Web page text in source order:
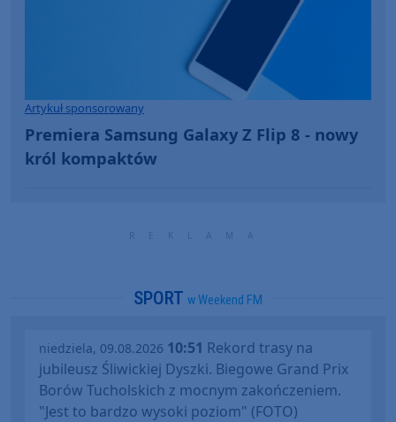
Artykuł sponsorowany
Premiera Samsung Galaxy Z Flip 8 - nowy
król kompaktów
SPORT w Weekend FM
niedziela, 09.08.2026 10:51 Rekord trasy na
jubileusz Śliwickiej Dyszki. Biegowe Grand Prix
Borów Tucholskich z mocnym zakończeniem.
"Jest to bardzo wysoki poziom" (FOTO)